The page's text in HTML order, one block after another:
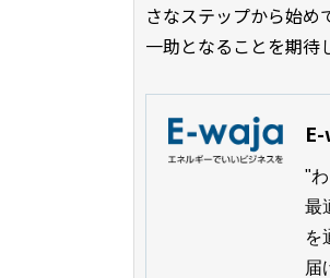
さなステップから始め
一助となることを期待
"
最
を
届